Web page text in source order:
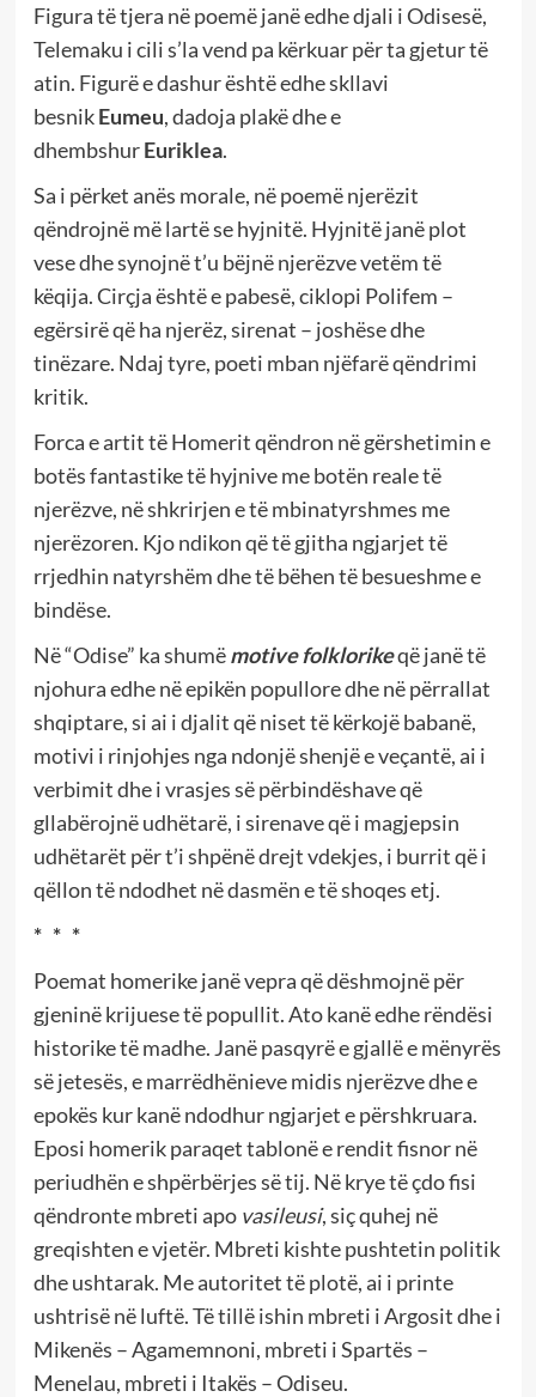
Figura të tjera në poemë janë edhe djali i Odisesë,
Telemaku i cili s’la vend pa kërkuar për ta gjetur të
atin. Figurë e dashur është edhe skllavi
besnik Eumeu, dadoja plakë dhe e
dhembshur Euriklea.
Sa i përket anës morale, në poemë njerëzit
qëndrojnë më lartë se hyjnitë. Hyjnitë janë plot
vese dhe synojnë t’u bëjnë njerëzve vetëm të
këqija. Cirçja është e pabesë, ciklopi Polifem –
egërsirë që ha njerëz, sirenat – joshëse dhe
tinëzare. Ndaj tyre, poeti mban njëfarë qëndrimi
kritik.
Forca e artit të Homerit qëndron në gërshetimin e
botës fantastike të hyjnive me botën reale të
njerëzve, në shkrirjen e të mbinatyrshmes me
njerëzoren. Kjo ndikon që të gjitha ngjarjet të
rrjedhin natyrshëm dhe të bëhen të besueshme e
bindëse.
Në “Odise” ka shumë motive folklorikeqë janë të
njohura edhe në epikën popullore dhe në përrallat
shqiptare, si ai i djalit që niset të kërkojë babanë,
motivi i rinjohjes nga ndonjë shenjë e veçantë, ai i
verbimit dhe i vrasjes së përbindëshave që
gllabërojnë udhëtarë, i sirenave që i magjepsin
udhëtarët për t’i shpënë drejt vdekjes, i burrit që i
qëllon të ndodhet në dasmën e të shoqes etj.
* * *
Poemat homerike janë vepra që dëshmojnë për
gjeninë krijuese të popullit. Ato kanë edhe rëndësi
historike të madhe. Janë pasqyrë e gjallë e mënyrës
së jetesës, e marrëdhënieve midis njerëzve dhe e
epokës kur kanë ndodhur ngjarjet e përshkruara.
Eposi homerik paraqet tablonë e rendit fisnor në
periudhën e shpërbërjes së tij. Në krye të çdo fisi
qëndronte mbreti apo vasileusi, siç quhej në
greqishten e vjetër. Mbreti kishte pushtetin politik
dhe ushtarak. Me autoritet të plotë, ai i printe
ushtrisë në luftë. Të tillë ishin mbreti i Argosit dhe i
Mikenës – Agamemnoni, mbreti i Spartës –
Menelau, mbreti i Itakës – Odiseu.